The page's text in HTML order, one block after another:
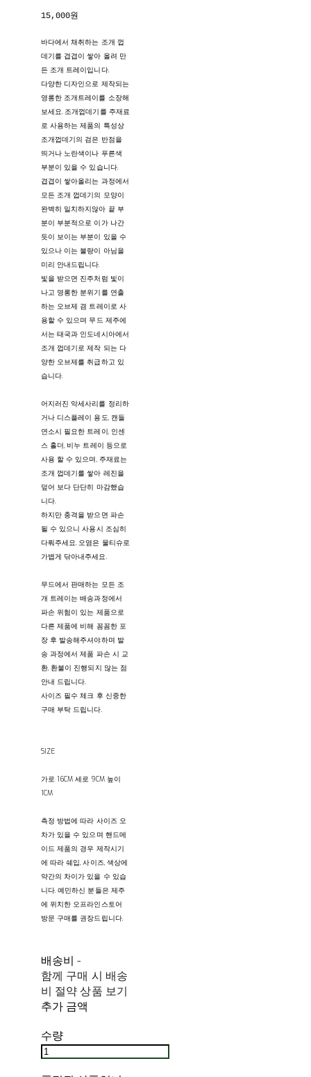
15,000원
바다에서 채취하는 조개 껍
데기를 겹겹이 쌓아 올려 만
든 조개 트레이입니다.
다양한 디자인으로 제작되는
영롱한 조개트레이를 소장해
보세요. 조개껍데기를 주재료
로 사용하는 제품의 특성상
조개껍데기의 검은 반점을
띄거나 노란색이나 푸른색
부분이 있을 수 있습니다.
겹겹이 쌓아올리는 과정에서
모든 조개 껍데기의 모양이
완벽히 일치하지않아 끝 부
분이 부분적으로 이가 나간
듯이 보이는 부분이 있을 수
있으나 이는 불량이 아님을
미리 안내드립니다.
빛을 받으면 진주처럼 빛이
나고 영롱한 분위기를 연출
하는 오브제 겸 트레이로 사
용할 수 있으며 무드 제주에
서는 태국과 인도네시아에서
조개 껍데기로 제작 되는 다
양한 오브제를 취급하고 있
습니다.
어지러진 악세사리를 정리하
거나 디스플레이 용도, 캔들
연소시 필요한 트레이, 인센
스 홀더, 비누 트레이 등으로
사용 할 수 있으며, 주재료는
조개 껍데기를 쌓아 레진을
덮어 보다 단단히 마감했습
니다.
하지만 충격을 받으면 파손
될 수 있으니 사용시 조심히
다뤄주세요. 오염은 물티슈로
가볍게 닦아내주세요.
무드에서 판매하는 모든 조
개 트레이는 배송과정에서
파손 위험이 있는 제품으로
다른 제품에 비해 꼼꼼한 포
장 후 발송해주셔야하며 발
송 과정에서 제품 파손 시 교
환, 환불이 진행되지 않는 점
안내 드립니다.
사이즈 필수 체크 후 신중한
구매 부탁 드립니다.
SIZE
가로 16CM 세로 9CM 높이
1CM
측정 방법에 따라 사이즈 오
차가 있을 수 있으며 핸드메
이드 제품의 경우 제작시기
에 따라 쉐입, 사이즈, 색상에
약간의 차이가 있을 수 있습
니다. 예민하신 분들은 제주
에 위치한 오프라인스토어
방문 구매를 권장드립니다.
배송비-
함께 구매 시 배송
비 절약 상품 보기
추가 금액
수량